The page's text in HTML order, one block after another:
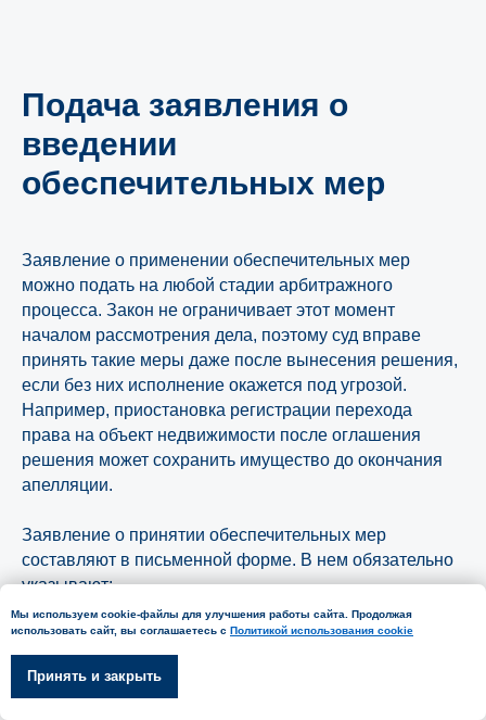
Подача заявления о
введении
обеспечительных мер
Заявление о применении обеспечительных мер
можно подать на любой стадии арбитражного
процесса. Закон не ограничивает этот момент
началом рассмотрения дела, поэтому суд вправе
принять такие меры даже после вынесения решения,
если без них исполнение окажется под угрозой.
Например, приостановка регистрации перехода
права на объект недвижимости после оглашения
решения может сохранить имущество до окончания
апелляции.
Заявление о принятии обеспечительных мер
составляют в письменной форме. В нем обязательно
указывают:
Наименование суда, куда обращаются;
Сведения об истце, ответчике и других участниках
дела;
Узнайте, какое решение
подойдёт именно для
Мы используем cookie-файлы для улучшения работы сайта. Продолжая
использовать сайт, вы соглашаетесь с Политикой использования cookie
Принять и закрыть
Москва, Ленинская слобода 19
БЦ Омега Плаза, оф. 220
Адрес офиса